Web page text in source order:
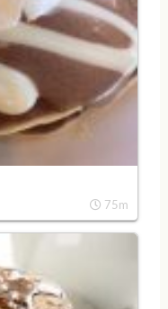
75m